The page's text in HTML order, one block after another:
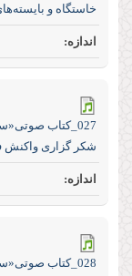
خاستگاه و
027_کتاب
شکر گزاری واکنش
028_کتاب